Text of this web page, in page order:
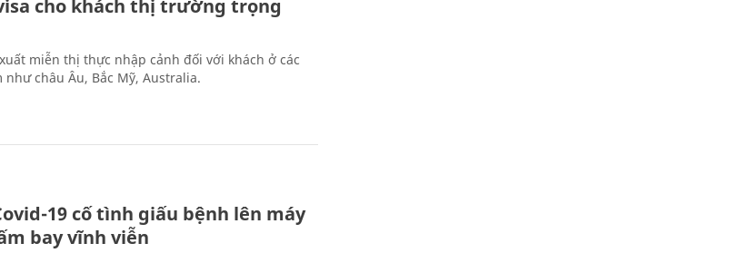
cho khách thị trường trọng
miễn thị thực nhập cảnh đối với khách ở các
châu Âu, Bắc Mỹ, Australia.
19 cố tình giấu bệnh lên máy
bay vĩnh viễn